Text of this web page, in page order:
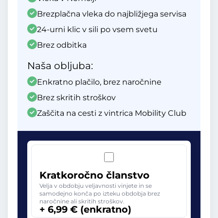
Brezplačna vleka do najbližjega servisa
24-urni klic v sili po vsem svetu
Brez odbitka
Naša obljuba:
Enkratno plačilo, brez naročnine
Brez skritih stroškov
Zaščita na cesti z vintrica Mobility Club
Kratkoročno članstvo
Velja v obdobju veljavnosti vinjete in se
samodejno konča po izteku obdobja brez
naročnine ali skritih stroškov.
+ 6,99 € (enkratno)